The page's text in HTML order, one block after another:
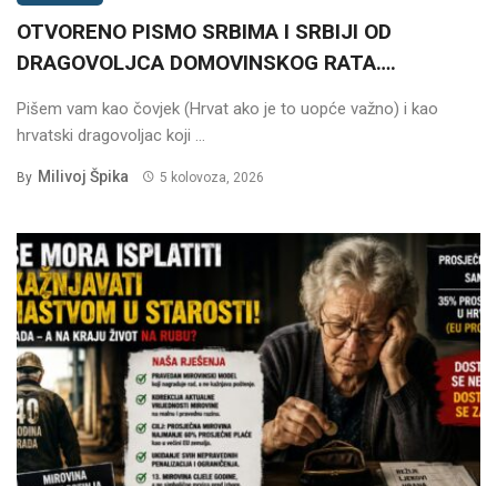
OTVORENO PISMO SRBIMA I SRBIJI OD
DRAGOVOLJCA DOMOVINSKOG RATA….
Pišem vam kao čovjek (Hrvat ako je to uopće važno) i kao
hrvatski dragovoljac koji ...
By Milivoj Špika 5 kolovoza, 2026